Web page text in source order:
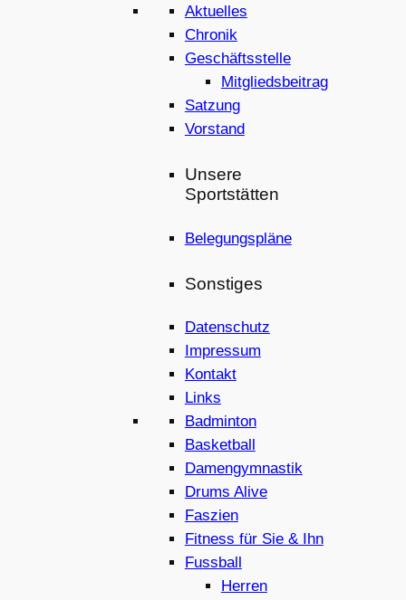
Aktuelles
Chronik
Geschäftsstelle
Mitgliedsbeitrag
Satzung
Vorstand
Unsere
Sportstätten
Belegungspläne
Sonstiges
Datenschutz
Impressum
Kontakt
Links
Badminton
Basketball
Damengymnastik
Drums Alive
Faszien
Fitness für Sie & Ihn
Fussball
Herren